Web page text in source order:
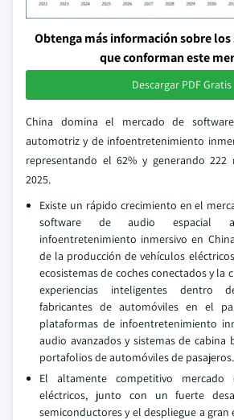
Obtenga más información sobre
que conforman este
Descargar PDF Gratis
China domina el mercado de
automotriz y de infoentretenimiento
representando el 62% y generando 222
2025.
Existe un rápido crecimiento en el
software de audio espacial
infoentretenimiento inmersivo en
de la producción de vehículos
ecosistemas de coches conectados y la
experiencias inteligentes dentro
fabricantes de automóviles en el
plataformas de infoentretenimiento
audio avanzados y sistemas de cabina
portafolios de automóviles de pasajeros.
El altamente competitivo mercado
eléctricos, junto con un fuerte
semiconductores y el despliegue a gran